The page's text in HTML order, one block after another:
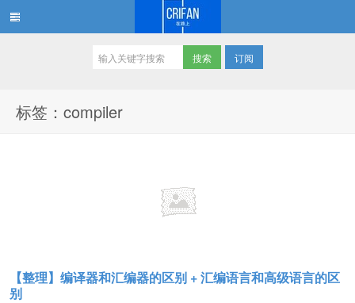
订阅
标签：compiler
【整理】编译器和汇编器的区别 + 汇编语言和高级语言的区
别